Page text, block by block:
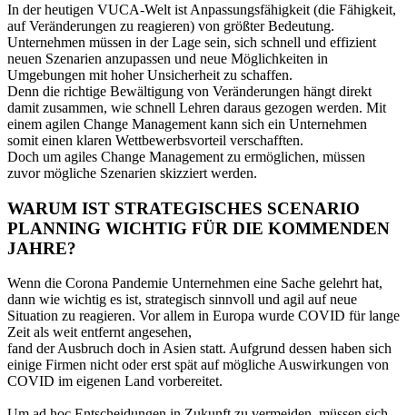
In der heutigen VUCA-Welt ist Anpassungsfähigkeit (die Fähigkeit,
auf Veränderungen zu reagieren) von größter Bedeutung.
Unternehmen müssen in der Lage sein, sich schnell und effizient
neuen Szenarien anzupassen und neue Möglichkeiten in
Umgebungen mit hoher Unsicherheit zu schaffen.
Denn die richtige Bewältigung von Veränderungen hängt direkt
damit zusammen, wie schnell Lehren daraus gezogen werden. Mit
einem agilen Change Management kann sich ein Unternehmen
somit einen klaren Wettbewerbsvorteil verschafften.
Doch um agiles Change Management zu ermöglichen, müssen
zuvor mögliche Szenarien skizziert werden.
WARUM IST STRATEGISCHES SCENARIO
PLANNING WICHTIG FÜR DIE KOMMENDEN
JAHRE?
Wenn die Corona Pandemie Unternehmen eine Sache gelehrt hat,
dann wie wichtig es ist, strategisch sinnvoll und agil auf neue
Situation zu reagieren. Vor allem in Europa wurde COVID für lange
Zeit als weit entfernt angesehen,
fand der Ausbruch doch in Asien statt. Aufgrund dessen haben sich
einige Firmen nicht oder erst spät auf mögliche Auswirkungen von
COVID im eigenen Land vorbereitet.